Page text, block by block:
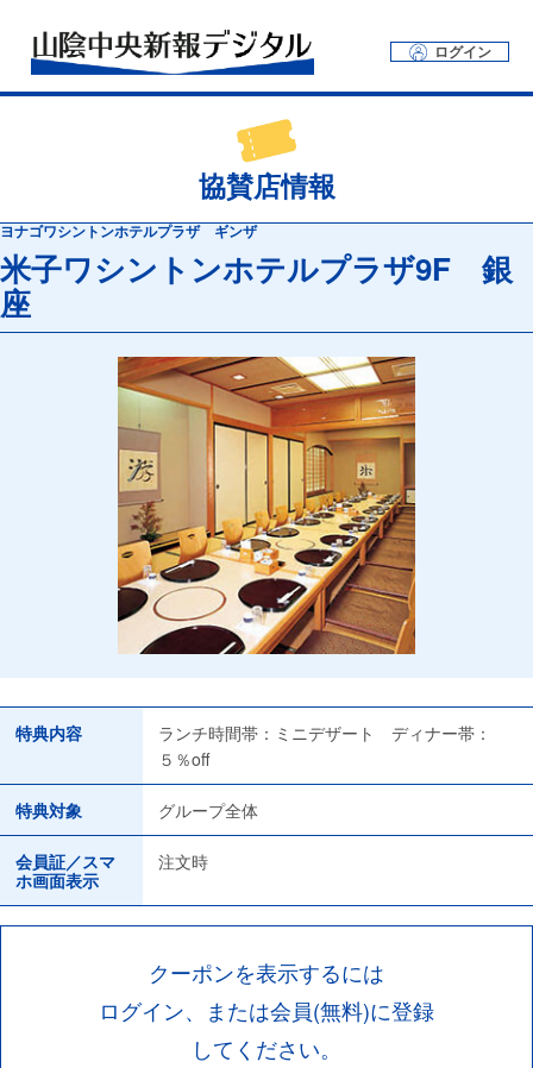
ログイン
協賛店情報
ヨナゴワシントンホテルプラザ ギンザ
米子ワシントンホテルプラザ9F 銀
座
特典内容
ランチ時間帯：ミニデザート ディナー帯：
５％off
特典対象 グループ全体
会員証／スマ
ホ画面表示
注文時
クーポンを表示するには
ログイン、または会員(無料)に登録
してください。